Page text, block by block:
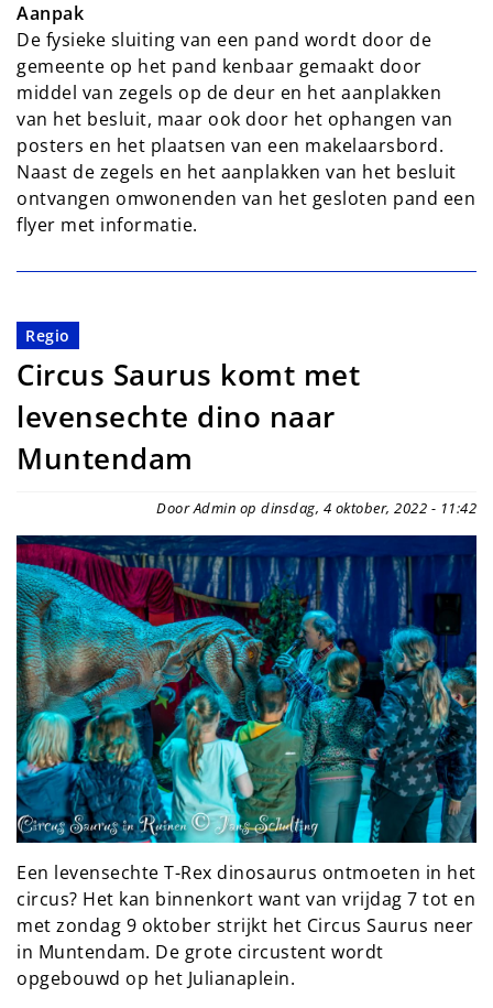
Aanpak
De fysieke sluiting van een pand wordt door de
gemeente op het pand kenbaar gemaakt door
middel van zegels op de deur en het aanplakken
van het besluit, maar ook door het ophangen van
posters en het plaatsen van een makelaarsbord.
Naast de zegels en het aanplakken van het besluit
ontvangen omwonenden van het gesloten pand een
flyer met informatie.
Regio
Circus Saurus komt met
levensechte dino naar
Muntendam
Door Admin op dinsdag, 4 oktober, 2022 - 11:42
Een levensechte T-Rex dinosaurus ontmoeten in het
circus? Het kan binnenkort want van vrijdag 7 tot en
met zondag 9 oktober strijkt het Circus Saurus neer
in Muntendam. De grote circustent wordt
opgebouwd op het Julianaplein.